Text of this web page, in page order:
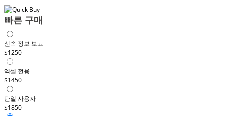
빠른 구매
신속 정보 보고
$1250
엑셀 전용
$1450
단일 사용자
$1850